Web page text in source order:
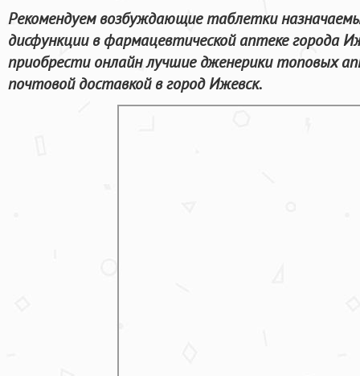
Рекомендуем возбуждающие таблетки
дисфункции в фармацевтической аптеке города
приобрести онлайн лучшие дженерики топовых
почтовой доставкой в город Ижевск.